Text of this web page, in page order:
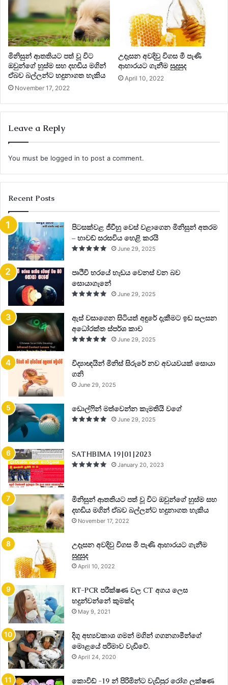
(සන්නිවේදන ක්‍රම ,protocols,සහ obd1,2 diagnosis පසුව
ලිපියක විස්තරාත්මකව ඉදිරිපත් කිරීමට බලාපොරොත්තු වන නිසා
මෙහි සඳහන් නොකරමි ) scan tool එකක් හා බොහෝවිට
මල්ටිමීටරයක් මෙහිදී අත්‍යවශ්‍ය වනුයේ මූලිකවම විදුලිමය පරිපථ
සමග ගනුදෙනුව සිදුවන නිසාවෙනි.
පහල fault code එක ⁣බලන්න..
B2462 04 global positioning system, open
මෙහි code එක මේ ආකාරයට කොටස් කර තේරුම් කරමි.
B/2/4/62 04
*1 ආරම්භක ඉංග්‍රීසි අක්ෂරය රථයේ දෝෂය අදාල කොටස දක්වයි.
එය පහත පරිදි වේ.
B – body codes (includes ac &airbag)
C – chassis codes (includes abs)
P – owertrain codes (includes engine & transmission)
U – communication network bus
එම කේත අක්ෂර මේ ලෙස දැක්වෙන අතර කේතය දුටුවනම එය
අදාල කොටස හඳුනාගැනීම පහසු වනසේ යොදා ඇත.
*2 දෙවැනි කොටස අංකය 0 හෝ අදාල නිශ්පාදකයාගේ අභිමතය
ලෙස ඒ ඒ රථවලට විශේෂිත වු පරිපථ පද්ධති හැඳින්වෙන අංක
කිහිපයක් භාවිතා වේ
0 – generic obd code
1,2,3 – manufacturer specific codes
මිනිසුන් ආතතියට පත් වූ විට
ඔවුන්ගේ හුස්ම සහ දහඩිය මගින්
ඒබව බල්ලන්ට හදුනාගත හැකිය
November 17, 2022
උදෑසන අවදිවු විගස මී පැණි
ආහාරයට ගැනීම සුදුසුද
April 10, 2022
Leave a Reply
You must be logged in to post a comment.
Recent Posts
පිටසක්වළ ජීවීහු වෙස් වළාගෙන මිනිසුන් අතරම
– හාවඩ් සරසවිය හෙළි කරයි
June 29, 2025
පෘථිවි හරයේ හැඩය වෙනස් වන බව
සොයාගැනේ
June 29, 2025
ඇස් වසාගෙන සිටියත් අඳුරේ දැකීමට ඉඩ සලසන
අධෝරක්ත ස්පර්ශ කාච
June 29, 2025
විද්‍යාඥයින් මිනිස් සිරුරේ නව අවයවයක් සොයා
ගනි
June 29, 2025
ඩොල්ෆින් මත්වෙන්න කැමතියි වගේ
June 29, 2025
SATHBIMA 19|01|2023
January 20, 2023
මිනිසුන් ආතතියට පත් වූ විට ඔවුන්ගේ හුස්ම සහ
දහඩිය මගින් ඒබව බල්ලන්ට හදුනාගත හැකිය
November 17, 2022
උදෑසන අවදිවු විගස මී පැණි ආහාරයට ගැනීම
සුදුසුද
April 10, 2022
RT-PCR පරීක්ෂණ වල CT අගය ලෙස
හදුන්වන්නේ කුමක්ද
May 9, 2021
දිගු අභ්‍යවකාශ ගමන් මගින් ගගනගාමීන්ගේ
මොළයේ පරිමාව වැඩිවේ.
April 24, 2020
කොවිඩ් -19 න් පිරිමින්ට වැඩිපුර රෝග ලක්ෂණ